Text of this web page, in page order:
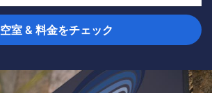
空室 & 料金をチェック